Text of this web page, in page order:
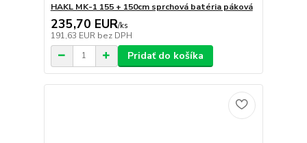
HAKL MK-1 155 + 150cm sprchová batéria páková
235,70 EUR/ks
191,63 EUR bez DPH
Pridať do košíka